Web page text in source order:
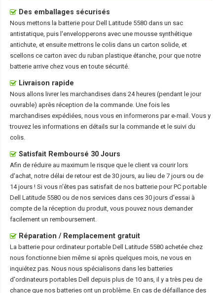
Des emballages sécurisés
Nous mettons la batterie pour Dell Latitude 5580 dans un sac
antistatique, puis l'envelopperons avec une mousse synthétique
antichute, et ensuite mettrons le colis dans un carton solide, et
scellons ce carton avec du ruban plastique étanche, pour que notre
batterie arrive chez vous en toute sécurité.
Livraison rapide
Nous allons livrer les marchandises dans 24 heures (pendant le jour
ouvrable) après réception de la commande. Une fois les
marchandises expédiées, nous vous en informerons par e-mail. Vous y
trouvez les informations en détails sur la commande et le suivi du
colis.
Satisfait Remboursé 30 Jours
Afin de réduire au maximum le risque que le client va courir lors
d'achat, notre délai de retour est de 30 jours, au lieu de 7 jours ou de
14 jours ! Si vous n'êtes pas satisfait de nos batterie pour PC portable
Dell Latitude 5580 ou de nos services dans ces 30 jours d'essai à
compte de la réception du produit, vous pouvez nous demander
facilement un remboursement.
Réparation / Remplacement gratuit
La batterie pour ordinateur portable Dell Latitude 5580 achetée chez
nous fonctionne bien même si après quelques mois, ne vous en
inquiétez pas. Nous nous spécialisons dans les batteries
d'ordinateurs portables Dell depuis plus de 10 ans, il y a très peu de
chance que nos batteries ont un problème. En cas de défaillance des